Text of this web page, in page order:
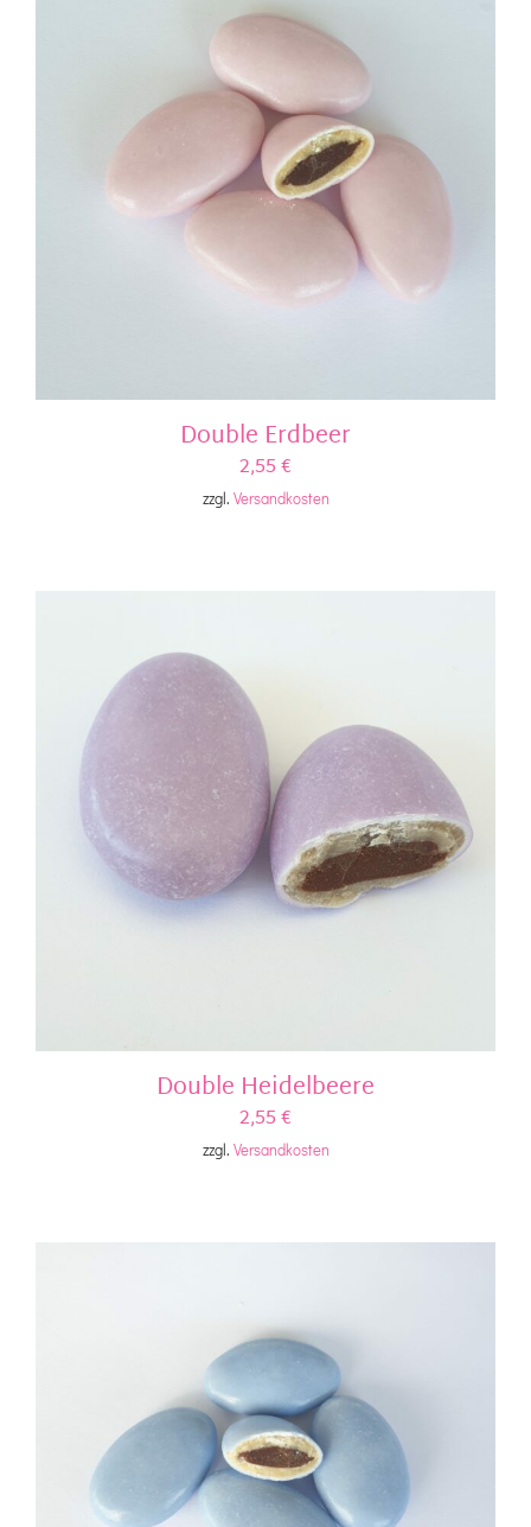
Double Erdbeer
2,55€
zzgl. Versandkosten
Double Heidelbeere
2,55€
zzgl. Versandkosten